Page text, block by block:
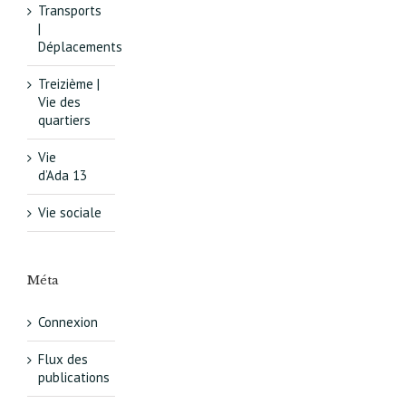
Transports
|
Déplacements
Treizième |
Vie des
quartiers
Vie
d’Ada 13
Vie sociale
Méta
Connexion
Flux des
publications